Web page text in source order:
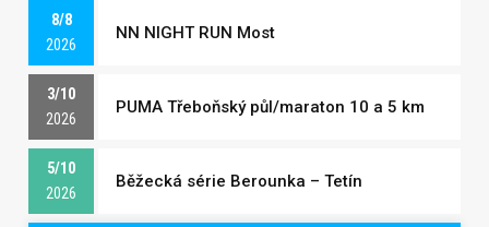
8/8
2026
NN NIGHT RUN Most
3/10
2026
PUMA Třeboňský půl/maraton 10 a 5 km
5/10
2026
Běžecká série Berounka – Tetín